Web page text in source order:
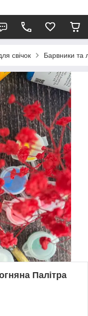
свічок Барвники та
Палітра